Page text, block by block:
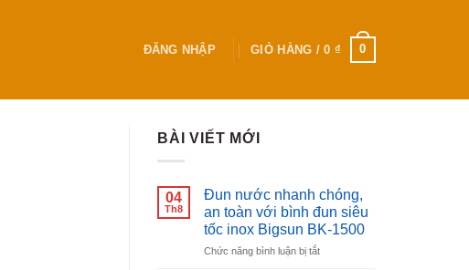
ĐĂNG NHẬP GIỎ HÀNG /0 ₫ 0
BÀI VIẾT MỚI
04
Th8
Đun nước nhanh chóng,
an toàn với bình đun siêu
tốc inox Bigsun BK-1500
Chức năng bình luận bị tắtở